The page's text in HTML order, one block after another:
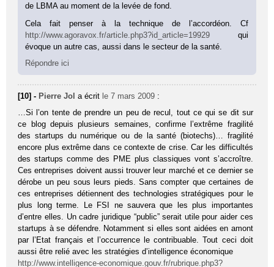
de LBMA au moment de la levée de fond.
Cela fait penser à la technique de l’accordéon. Cf
http://www.agoravox.fr/article.php3?id_article=19929 qui
évoque un autre cas, aussi dans le secteur de la santé.
Répondre ici
[10] - Pierre Jol a écrit le 7 mars 2009 :
…Si l’on tente de prendre un peu de recul, tout ce qui se dit sur
ce blog depuis plusieurs semaines, confirme l’extrême fragilité
des startups du numérique ou de la santé (biotechs)… fragilité
encore plus extrême dans ce contexte de crise. Car les difficultés
des startups comme des PME plus classiques vont s’accroître.
Ces entreprises doivent aussi trouver leur marché et ce dernier se
dérobe un peu sous leurs pieds. Sans compter que certaines de
ces entreprises détiennent des technologies stratégiques pour le
plus long terme. Le FSI ne sauvera que les plus importantes
d’entre elles. Un cadre juridique “public” serait utile pour aider ces
startups à se défendre. Notamment si elles sont aidées en amont
par l’Etat français et l’occurrence le contribuable. Tout ceci doit
aussi être relié avec les stratégies d’intelligence économique
http://www.intelligence-economique.gouv.fr/rubrique.php3?